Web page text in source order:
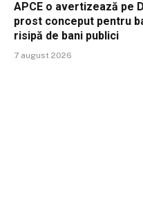
APCE o avertizează pe
prost conceput pentru
risipă de bani publici
7 august 2026